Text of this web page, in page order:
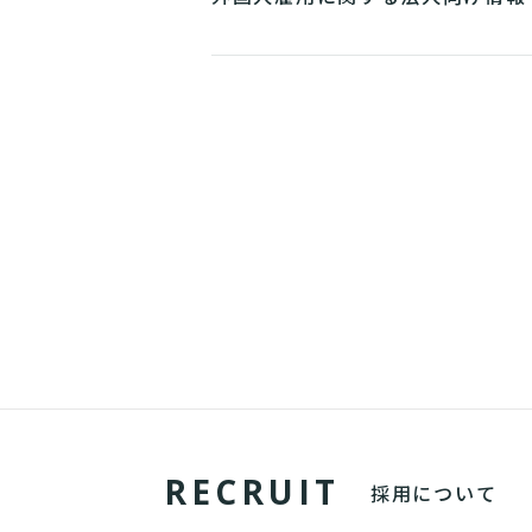
REC RU IT 採用について